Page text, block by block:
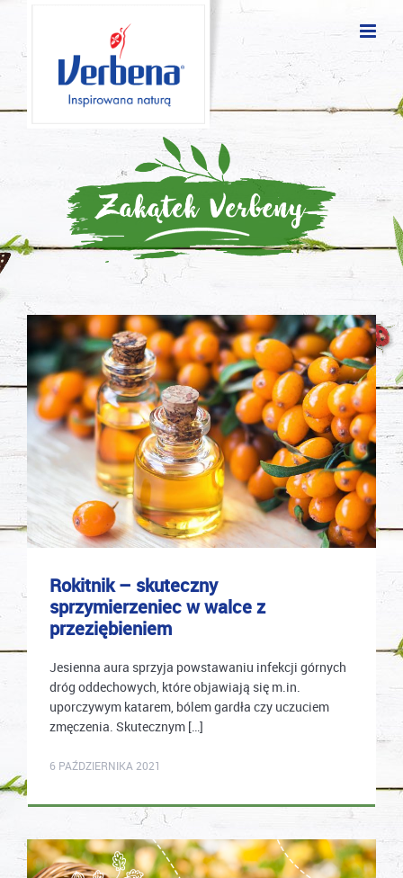
Blog
posts
Rokitnik – skuteczny
sprzymierzeniec w walce z
przeziębieniem
Jesienna aura sprzyja powstawaniu infekcji górnych
dróg oddechowych, które objawiają się m.in.
uporczywym katarem, bólem gardła czy uczuciem
zmęczenia. Skutecznym […]
6 PAŹDZIERNIKA 2021